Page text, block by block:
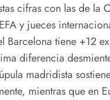
cifras con las de la
y jueces
Barcelona tiene +12
diferencia
madridista
mientras que en